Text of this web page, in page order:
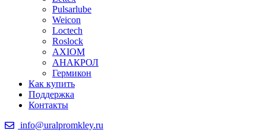
Pulsarlube
Weicon
Loctech
Roslock
AXIOM
АНАКРОЛ
Гермикон
Как купить
Поддержка
Контакты
info@uralpromkley.ru